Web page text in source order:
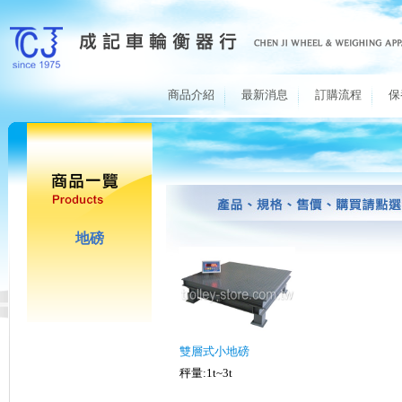
商品介紹 最新消息 訂購流程
地磅
雙層式小地磅
秤量:1t~3t